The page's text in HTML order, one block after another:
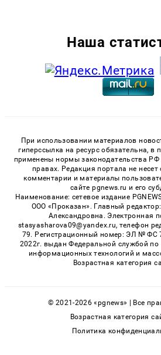
Наша
При использовании материалов
гиперссылка на ресурс обязательна, в
применены нормы законодательства
правах. Редакция портала не несет
комментарии и материалы
сайте pgnews.ru и его
Наименование: сетевое издание
ООО «Проказан». Главный
Александровна. Электронная
stasyasharova09@yandex.ru, телефон
79. Регистрационный номер: ЭЛ № ФС
2022г. выдан Федеральной службой по
информационных технологий и
Возрастная категория
© 2021-2026 «pgnews» | Все
Возрастная категория
Политика